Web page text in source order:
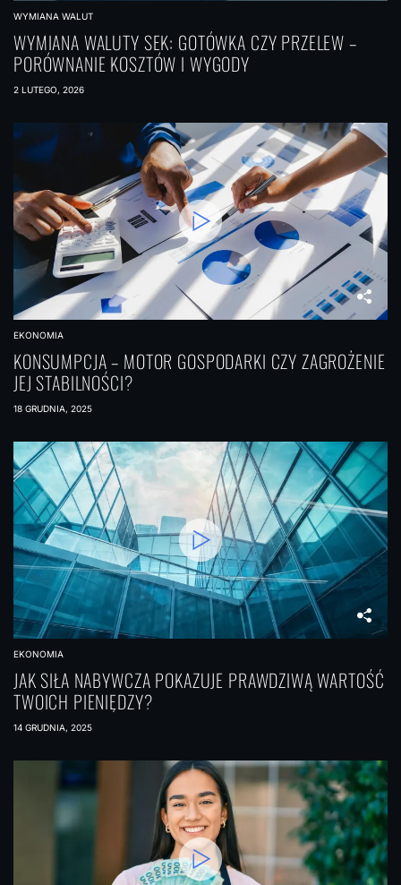
WYMIANA WALUT
WYMIANA WALUTY SEK: GOTÓWKA CZY PRZELEW –
PORÓWNANIE KOSZTÓW I WYGODY
2 LUTEGO, 2026
EKONOMIA
KONSUMPCJA – MOTOR GOSPODARKI CZY ZAGROŻENIE
JEJ STABILNOŚCI?
18 GRUDNIA, 2025
EKONOMIA
JAK SIŁA NABYWCZA POKAZUJE PRAWDZIWĄ WARTOŚĆ
TWOICH PIENIĘDZY?
14 GRUDNIA, 2025